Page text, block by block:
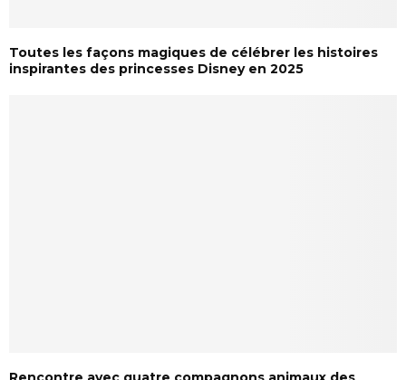
Toutes les façons magiques de célébrer les histoires
inspirantes des princesses Disney en 2025